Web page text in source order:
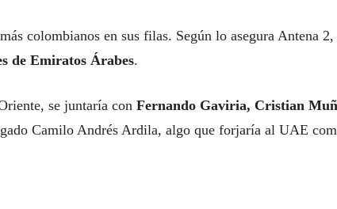
colombianos en sus filas. Según lo asegura Antena 2,
de Emiratos Árabes.
se juntaría con Fernando Gaviria, Cristian
Camilo Andrés Ardila, algo que forjaría al UAE